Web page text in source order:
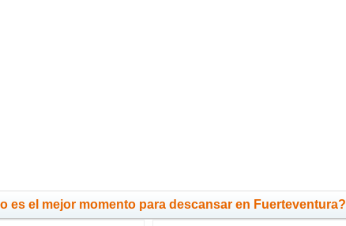
es el mejor momento para descansar en Fuerteventura?